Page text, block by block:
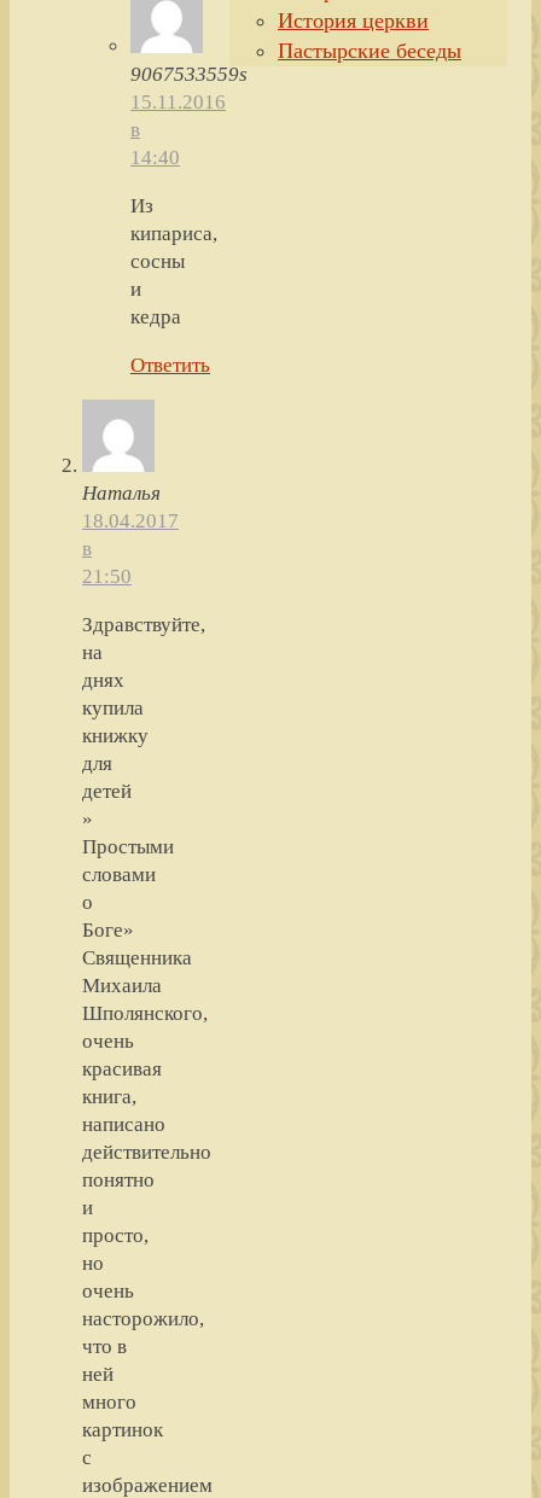
9067533559s
15.11.2016
в
14:40
Из
кипариса,
сосны
и
кедра
Ответить
Наталья
18.04.2017
в
21:50
Здравствуйте,
на
днях
купила
книжку
для
детей
»
Простыми
словами
о
Боге»
Священника
Михаила
Шполянского,
очень
красивая
книга,
написано
действительно
понятно
и
просто,
но
очень
насторожило,
что в
ней
много
картинок
с
изображением
История церкви
Пастырские беседы